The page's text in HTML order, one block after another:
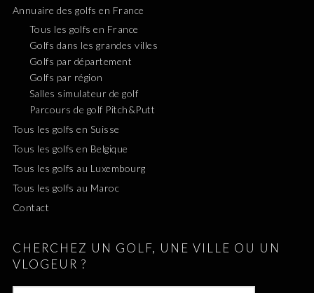
Annuaire des golfs en France
Tous les golfs en France
Golfs dans les grandes villes
Golfs par département
Golfs par région
Salles simulateur de golf
Parcours de golf Pitch&Putt
Tous les golfs en Suisse
Tous les golfs en Belgique
Tous les golfs au Luxembourg
Tous les golfs au Maroc
Contact
CHERCHEZ UN GOLF, UNE VILLE OU UN
VLOGEUR ?